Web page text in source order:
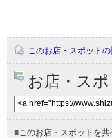
このお店・スポット
お店・ス
■ このお店・スポットを共